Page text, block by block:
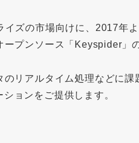
ズの市場向けに、2017年
プンソース「Keyspider」
リアルタイム処理などに
ョンをご提供します。